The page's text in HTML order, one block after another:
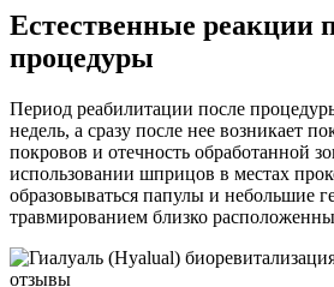
Естественные реакции
процедуры
Период реабилитации после
недель, а сразу после нее возникает
покровов и отечность обработанной
использовании шприцов в местах
образовываться папулы и небольшие
травмированием близко